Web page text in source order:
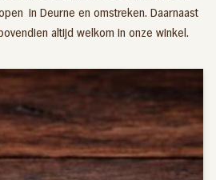
in Deurne en omstreken. Daarnaast
altijd welkom in onze winkel.